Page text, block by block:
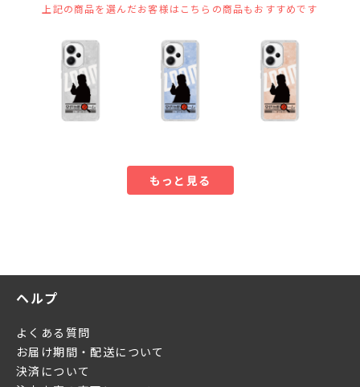
上記の商品を選んだお客様はこちらの商品もおすすめです
もっと見る
ヘルプ
よくある質問
お届け期間・配送について
決済について